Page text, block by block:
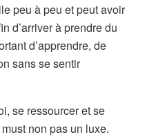
peu à peu et peut avoir
d’arriver à prendre du
d’apprendre, de
sans se sentir
se ressourcer et se
non pas un luxe.